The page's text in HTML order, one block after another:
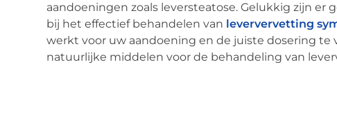
aandoeningen zoals leversteatose. Gelukkig zijn
bij het effectief behandelen van leververvetting
werkt voor uw aandoening en de juiste dosering te
natuurlijke middelen voor de behandeling van